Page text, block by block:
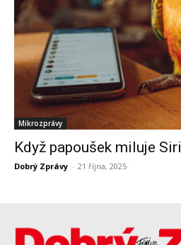
Mikrozprávy
Když papoušek miluje Siri
Dobrý Zprávy - 21 října, 2025